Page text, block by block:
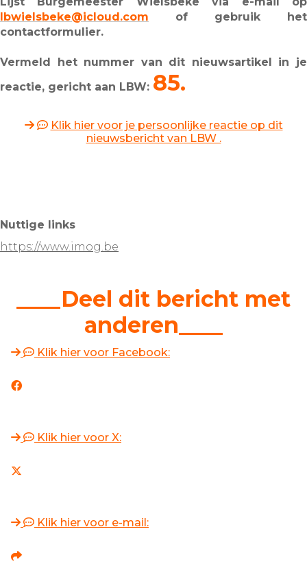
lbwielsbeke@icloud.com
of gebruik het
contactformulier.
Vermeld het nummer van dit nieuwsartikel in je
reactie, gericht aan LBW: 85.
Klik hier voor je persoonlijke reactie op dit
nieuwsbericht van LBW .
Nuttige links
https://www.imog.be
____Deel dit bericht met
anderen____
Klik hier voor Facebook:
Klik hier voor X:
Klik hier voor e-mail: